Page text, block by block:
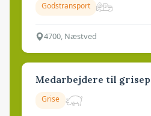
Godstransport
4700, Næstved
Medarbejdere til
Grise